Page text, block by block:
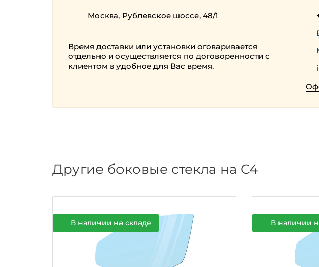
Москва, Рублевское шоссе, 48/1
Время доставки или установки оговаривается
отдельно и осуществляется по договоренности с
клиентом в удобное для Вас время.
Другие боковые стекла на C4
В наличии на складе В наличии